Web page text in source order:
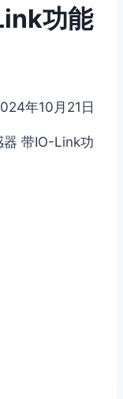
功能
年10月21日
带IO-Link功